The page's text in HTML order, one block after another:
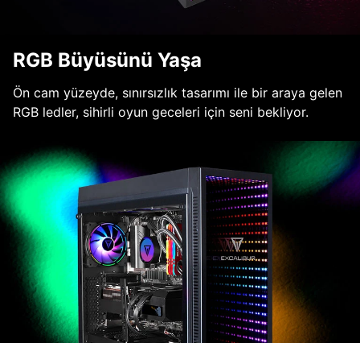
RGB Büyüsünü Yaşa
Ön cam yüzeyde, sınırsızlık tasarımı ile bir araya gelen
RGB ledler, sihirli oyun geceleri için seni bekliyor.